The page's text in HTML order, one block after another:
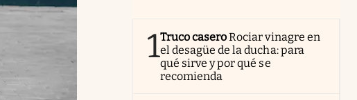
1Truco caseroRociar vinagre en
el desagüe de la ducha: para
qué sirve y por qué se
recomienda